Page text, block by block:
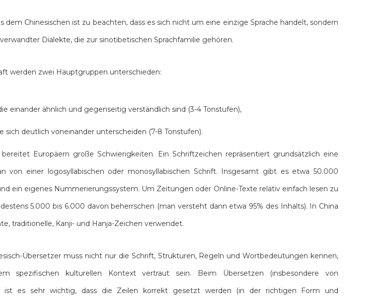
dem Chinesischen ist zu beachten, dass es sich nicht um eine einzige Sprache handelt, sondern
Dialekte, die zur sinotibetischen Sprachfamilie gehören.
werden zwei Hauptgruppen unterschieden:
einander ähnlich und gegenseitig verständlich sind (3-4 Tonstufen),
sich deutlich voneinander unterscheiden (7-8 Tonstufen).
bereitet Europäern große Schwierigkeiten. Ein Schriftzeichen repräsentiert grundsätzlich eine
von einer logosyllabischen oder monosyllabischen Schrift. Insgesamt gibt es etwa 50.000
ein eigenes Nummerierungssystem. Um Zeitungen oder Online-Texte relativ einfach lesen zu
5.000 bis 6.000 davon beherrschen (man versteht dann etwa 95% des Inhalts). In China
traditionelle, Kanji- und Hanja-Zeichen verwendet.
Übersetzer muss nicht nur die Schrift, Strukturen, Regeln und Wortbedeutungen kennen,
spezifischen kulturellen Kontext vertraut sein. Beim Übersetzen (insbesondere von
ist es sehr wichtig, dass die Zeilen korrekt gesetzt werden (in der richtigen Form und